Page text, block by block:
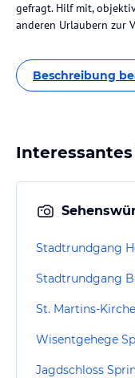
gefragt. Hilf mit,
anderen Urlaubern zur
Beschreibung
St. Martins-
Wisentgehege
Jagdschloss